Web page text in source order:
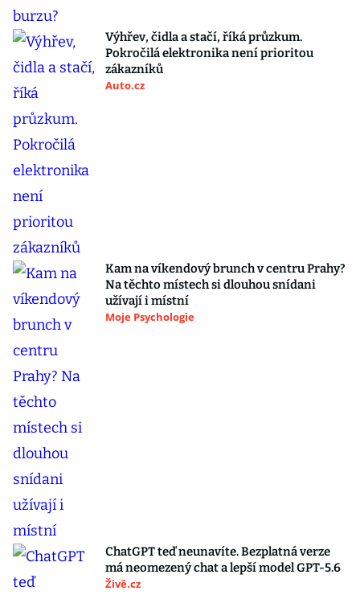
Výhřev, čidla a stačí, říká průzkum.
Pokročilá elektronika není prioritou
zákazníků
Auto.cz
Kam na víkendový brunch v centru Prahy?
Na těchto místech si dlouhou snídani
užívají i místní
Moje Psychologie
ChatGPT teď neunavíte. Bezplatná verze
má neomezený chat a lepší model GPT-5.6
Živě.cz